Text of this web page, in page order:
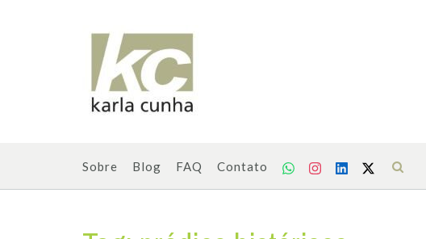
Sobre Blog FAQ Contato